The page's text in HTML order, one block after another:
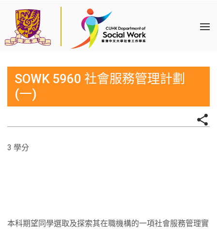
SOWK 5960 社會服務管理計劃
(一)
3 學分
本科期望同學選取及探索其在職機構的一項社會服務管理實